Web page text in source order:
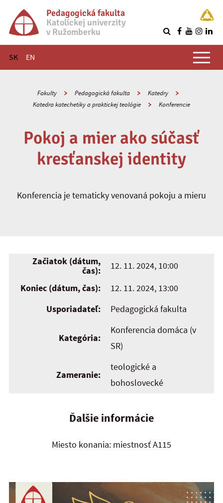
Pedagogická fakulta
Katolíckej univerzity
v Ružomberku
SK EN
Hlavné menu
Fakulty Pedagogická fakulta
Katedry
Katedra katechetiky a praktickej teológie
Konferencie
Pokoj a mier ako súčasť
kresťanskej identity
Konferencia je tematicky venovaná pokoju a mieru
Začiatok (dátum,
čas):
12. 11. 2024, 10:00
Koniec (dátum, čas):
12. 11. 2024, 13:00
Usporiadateľ:
Pedagogická fakulta
Kategória:
Konferencia domáca (v
SR)
Zameranie:
teologické a
bohoslovecké
Ďalšie informácie
Miesto konania: miestnosť A115